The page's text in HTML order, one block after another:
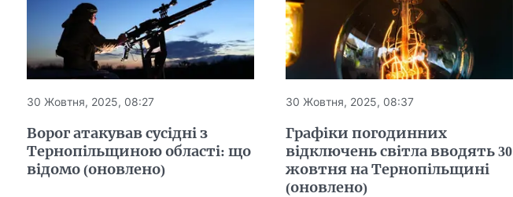
30 Жовтня, 2025, 08:27
Ворог атакував сусідні з
Тернопільщиною області: що
відомо (оновлено)
30 Жовтня, 2025, 08:37
Графіки погодинних
відключень світла вводять 30
жовтня на Тернопільщині
(оновлено)